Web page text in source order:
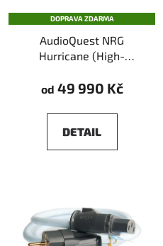
DOPRAVA ZDARMA
AudioQuest NRG
Hurricane (High-
od 49 990 Kč
DETAIL